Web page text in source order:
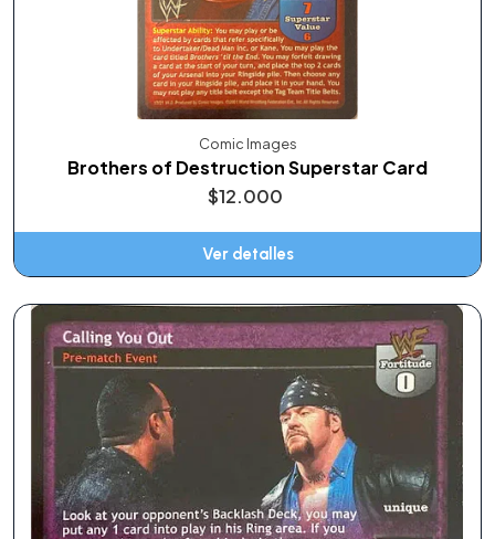
Comic Images
Brothers of Destruction Superstar Card
$12.000
Ver detalles